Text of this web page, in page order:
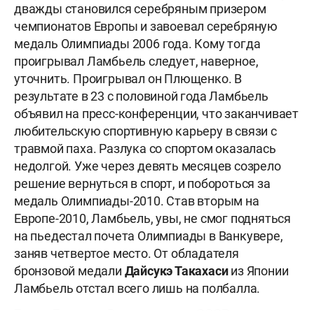
дважды становился серебряным призером
чемпионатов Европы и завоевал серебряную
медаль Олимпиады 2006 года. Кому тогда
проигрывал Ламбьель следует, наверное,
уточнить. Проигрывал он Плющенко. В
результате в 23 с половиной года Ламбьель
объявил на пресс-конференции, что заканчивает
любительскую спортивную карьеру в связи с
травмой паха. Разлука со спортом оказалась
недолгой. Уже через девять месяцев созрело
решение вернуться в спорт, и побороться за
медаль Олимпиады-2010. Став вторым на
Европе-2010, Ламбьель, увы, не смог подняться
на пьедестал почета Олимпиады в Ванкувере,
заняв четвертое место. От обладателя
бронзовой медали Дайсукэ Такахасииз Японии
Ламбьель отстал всего лишь на полбалла.